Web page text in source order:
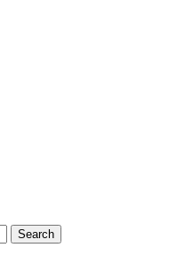
Search